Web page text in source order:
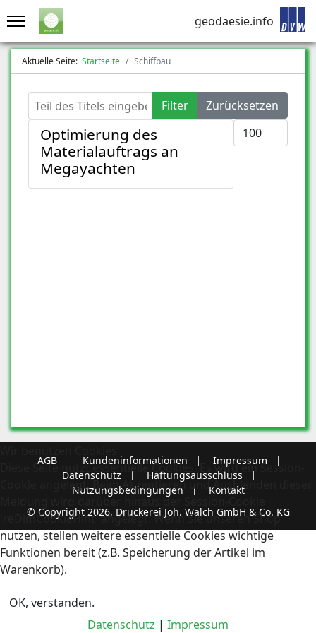
geodaesie.info
Aktuelle Seite: Startseite Schiffbau
Teil des Titels eingeben Filter
Zurücksetzen
Anzeige #
Optimierung des
Materialauftrags an
Megayachten
AGB Kundeninformationen
Impressum
Datenschutz
Haftungsausschluss
Nutzungsbedingungen
Kontakt
© Copyright 2026, Druckerei Joh. Walch GmbH & Co. KG
Diese Seite nutzt essentielle Cookies. Es wird ein Session-
Cookie angelegt. Beim Akzeptieren und Ausblenden dieser
Meldung wird darüber hinaus der Session-Cookie
'reDimCookieHint' angelegt. Wenn Sie unseren Shop
nutzen, stellen weitere essentielle Cookies wichtige
Funktionen bereit (z.B. Speicherung der Artikel im
Warenkorb).
OK, verstanden.
Datenschutz | Impressum